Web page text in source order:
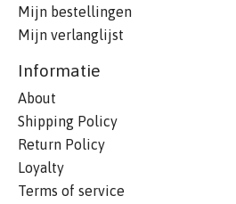
Mijn bestellingen
Mijn verlanglijst
Informatie
About
Shipping Policy
Return Policy
Loyalty
Terms of service